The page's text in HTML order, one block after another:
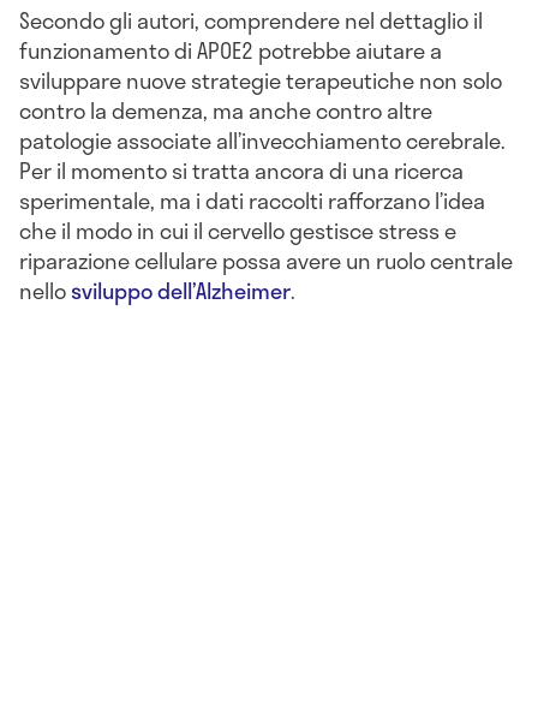
Secondo gli autori, comprendere nel dettaglio il
funzionamento di APOE2 potrebbe aiutare a
sviluppare nuove strategie terapeutiche non solo
contro la demenza, ma anche contro altre
patologie associate all’invecchiamento cerebrale.
Per il momento si tratta ancora di una ricerca
sperimentale, ma i dati raccolti rafforzano l’idea
che il modo in cui il cervello gestisce stress e
riparazione cellulare possa avere un ruolo centrale
nellosviluppo dell’Alzheimer.